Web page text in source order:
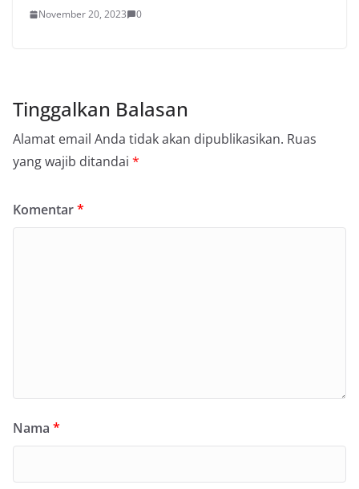
November 20, 2023 0
Tinggalkan Balasan
Alamat email Anda tidak akan dipublikasikan. Ruas
yang wajib ditandai *
Komentar*
Nama *